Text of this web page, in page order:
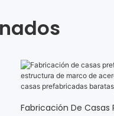
Fabricación De Casas